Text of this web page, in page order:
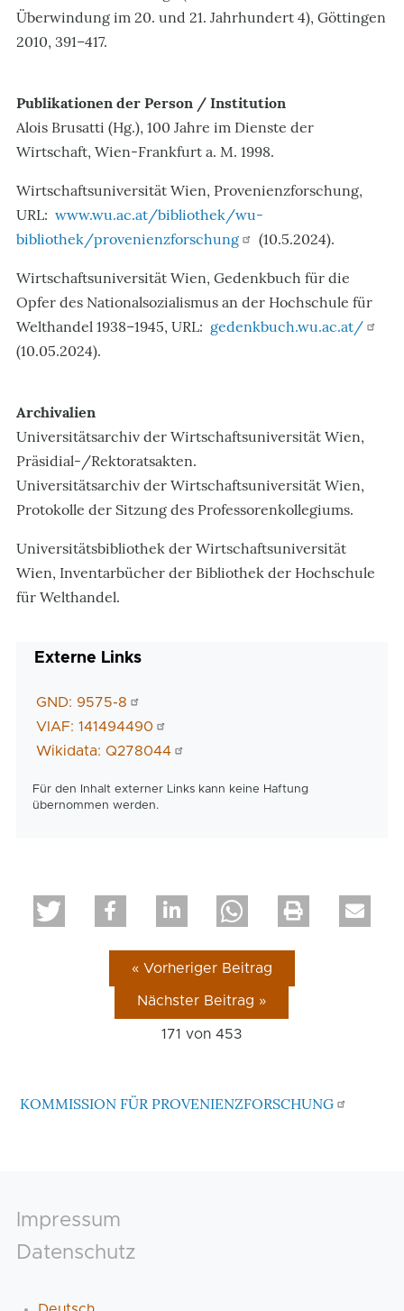
Überwindung im 20. und 21. Jahrhundert 4), Göttingen
2010, 391–417.
Publikationen der Person / Institution
Alois Brusatti (Hg.), 100 Jahre im Dienste der
Wirtschaft, Wien-Frankfurt a. M. 1998.
Wirtschaftsuniversität Wien, Provenienzforschung,
URL: www.wu.ac.at/bibliothek/wu-
bibliothek/provenienzforschung
(10.5.2024).
Wirtschaftsuniversität Wien, Gedenkbuch für die
Opfer des Nationalsozialismus an der Hochschule für
Welthandel 1938–1945, URL: gedenkbuch.wu.ac.at/
(10.05.2024).
Archivalien
Universitätsarchiv der Wirtschaftsuniversität Wien,
Präsidial-/Rektoratsakten.
Universitätsarchiv der Wirtschaftsuniversität Wien,
Protokolle der Sitzung des Professorenkollegiums.
Universitätsbibliothek der Wirtschaftsuniversität
Wien, Inventarbücher der Bibliothek der Hochschule
für Welthandel.
Externe Links
GND: 9575-8
VIAF: 141494490
Wikidata: Q278044
Für den Inhalt externer Links kann keine Haftung
übernommen werden.
« Vorheriger Beitrag
Nächster Beitrag »
171 von453
KOMMISSION FÜR PROVENIENZFORSCHUNG
Footer
Impressum
Datenschutz